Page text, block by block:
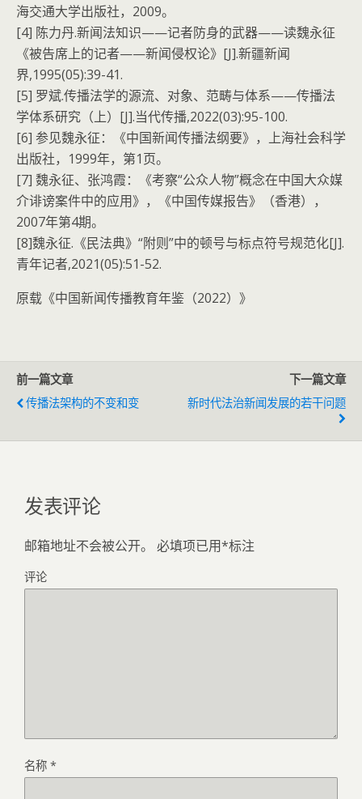
海交通大学出版社，2009。
[4] 陈力丹.新闻法知识——记者防身的武器——读魏永征
《被告席上的记者——新闻侵权论》[J].新疆新闻
界,1995(05):39-41.
[5] 罗斌.传播法学的源流、对象、范畴与体系——传播法
学体系研究（上）[J].当代传播,2022(03):95-100.
[6] 参见魏永征：《中国新闻传播法纲要》，上海社会科学
出版社，1999年，第1页。
[7] 魏永征、张鸿霞：《考察“公众人物”概念在中国大众媒
介诽谤案件中的应用》，《中国传媒报告》（香港），
2007年第4期。
[8]魏永征.《民法典》“附则”中的顿号与标点符号规范化[J].
青年记者,2021(05):51-52.
原载《中国新闻传播教育年鉴（2022）》
前一篇文章
传播法架构的不变和变
下一篇文章
新时代法治新闻发展的若干问题
发表评论
邮箱地址不会被公开。 必填项已用*标注
评论
名称 *